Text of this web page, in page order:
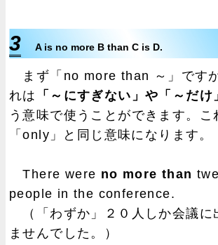
3 A is no more B than C is D.
まず「no more than ～」です
れは
「～にすぎない」や「～だけ
う意味で使うことができます。こ
「only」と同じ意味になります。
There were no more than
people in the conference.
（「わずか」２０人しか会議に
ませんでした。）